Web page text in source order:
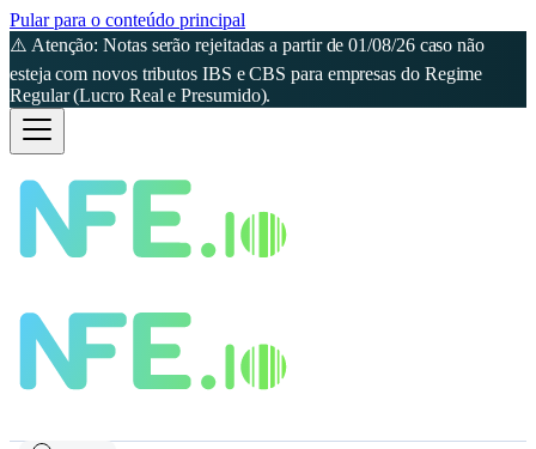
Pular para o conteúdo principal
⚠️ Atenção: Notas serão rejeitadas a partir de 01/08/26 caso não
esteja com novos tributos IBS e CBS para empresas do Regime
Regular (Lucro Real e Presumido).